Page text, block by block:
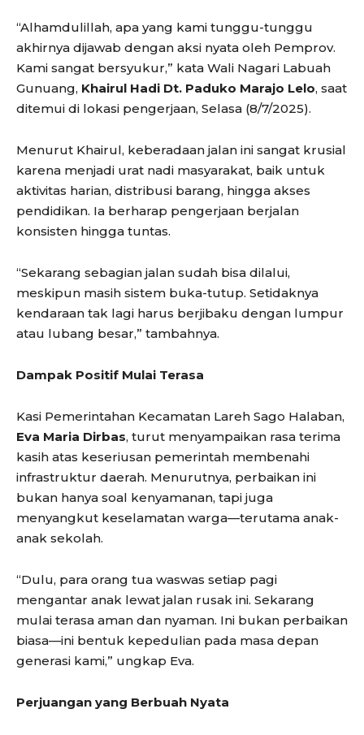
“Alhamdulillah, apa yang kami tunggu-tunggu
akhirnya dijawab dengan aksi nyata oleh Pemprov.
Kami sangat bersyukur,” kata Wali Nagari Labuah
Gunuang, Khairul Hadi Dt. Paduko Marajo Lelo, saat
ditemui di lokasi pengerjaan, Selasa (8/7/2025).
Menurut Khairul, keberadaan jalan ini sangat krusial
karena menjadi urat nadi masyarakat, baik untuk
aktivitas harian, distribusi barang, hingga akses
pendidikan. Ia berharap pengerjaan berjalan
konsisten hingga tuntas.
“Sekarang sebagian jalan sudah bisa dilalui,
meskipun masih sistem buka-tutup. Setidaknya
kendaraan tak lagi harus berjibaku dengan lumpur
atau lubang besar,” tambahnya.
Dampak Positif Mulai Terasa
Kasi Pemerintahan Kecamatan Lareh Sago Halaban,
Eva Maria Dirbas, turut menyampaikan rasa terima
kasih atas keseriusan pemerintah membenahi
infrastruktur daerah. Menurutnya, perbaikan ini
bukan hanya soal kenyamanan, tapi juga
menyangkut keselamatan warga—terutama anak-
anak sekolah.
“Dulu, para orang tua waswas setiap pagi
mengantar anak lewat jalan rusak ini. Sekarang
mulai terasa aman dan nyaman. Ini bukan perbaikan
biasa—ini bentuk kepedulian pada masa depan
generasi kami,” ungkap Eva.
Perjuangan yang Berbuah Nyata